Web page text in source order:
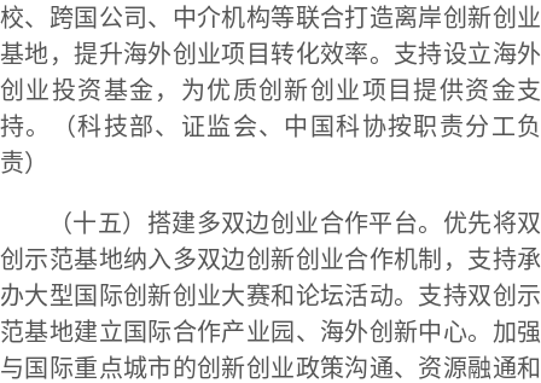
校、跨国公司、中介机构等联合打造离岸创新创业
基地，提升海外创业项目转化效率。支持设立海外
创业投资基金，为优质创新创业项目提供资金支
持。（科技部、证监会、中国科协按职责分工负
责）
（十五）搭建多双边创业合作平台。优先将双
创示范基地纳入多双边创新创业合作机制，支持承
办大型国际创新创业大赛和论坛活动。支持双创示
范基地建立国际合作产业园、海外创新中心。加强
与国际重点城市的创新创业政策沟通、资源融通和